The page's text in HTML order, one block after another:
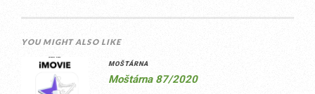
YOU MIGHT ALSO LIKE
MOŠTÁRNA
Moštárna 87/2020